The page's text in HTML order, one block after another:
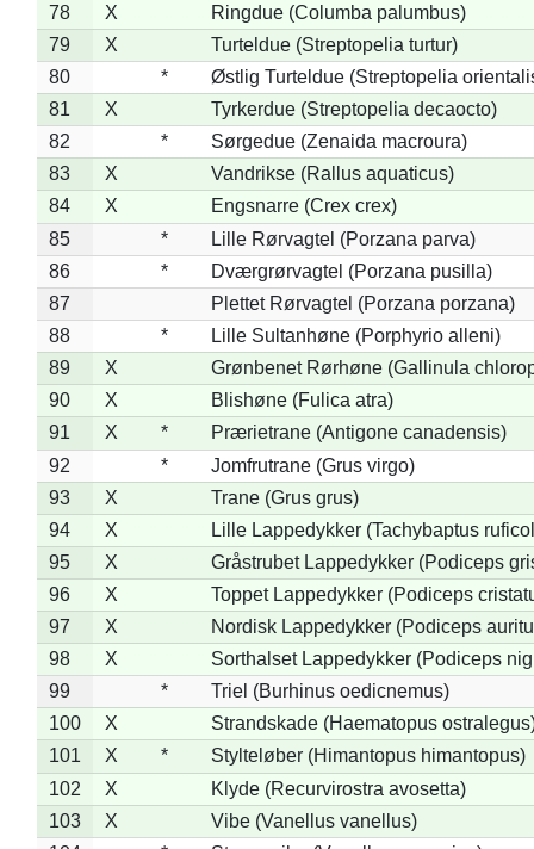
78
X
Ringdue (Columba palumbus)
79
X
Turteldue (Streptopelia turtur)
80
*
Østlig Turteldue (Streptopelia
81
X
Tyrkerdue (Streptopelia decaocto)
82
*
Sørgedue (Zenaida macroura)
83
X
Vandrikse (Rallus aquaticus)
84
X
Engsnarre (Crex crex)
85
*
Lille Rørvagtel (Porzana parva)
86
*
Dværgrørvagtel (Porzana pusilla)
87
Plettet Rørvagtel (Porzana porzana)
88
*
Lille Sultanhøne (Porphyrio alleni)
89
X
Grønbenet Rørhøne (Gallinula
90
X
Blishøne (Fulica atra)
91
X *
Prærietrane (Antigone canadensis)
92
*
Jomfrutrane (Grus virgo)
93
X
Trane (Grus grus)
94
X
Lille Lappedykker (Tachybaptus
95
X
Gråstrubet Lappedykker (Podiceps
96
X
Toppet Lappedykker (Podiceps
97
X
Nordisk Lappedykker (Podiceps
98
X
Sorthalset Lappedykker (Podiceps
99
*
Triel (Burhinus oedicnemus)
100
X
Strandskade (Haematopus
101
X *
Stylteløber (Himantopus himantopus)
102
X
Klyde (Recurvirostra avosetta)
103
X
Vibe (Vanellus vanellus)